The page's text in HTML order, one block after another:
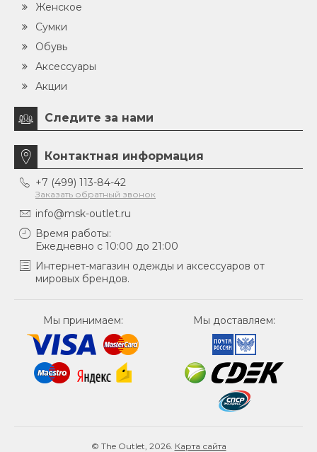
Женское
Сумки
Обувь
Аксессуары
Акции
Следите за нами
Контактная информация
+7 (499) 113-84-42
Заказать обратный звонок
info@msk-outlet.ru
Время работы:
Ежедневно с 10:00 до 21:00
Интернет-магазин одежды и аксессуаров от
мировых брендов.
Мы принимаем: Мы доставляем:
© The Outlet, 2026. Карта сайта